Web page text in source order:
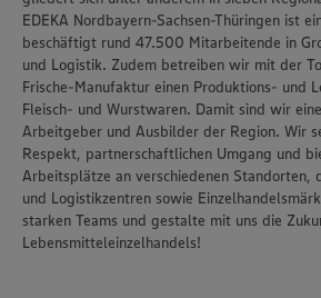
EDEKA Nordbayern-Sachsen-Thüringen ist
beschäftigt rund 47.500 Mitarbeitende in
und Logistik. Zudem betreiben wir mit der
Frische-Manufaktur einen Produktions- und
Fleisch- und Wurstwaren. Damit sind wir
Arbeitgeber und Ausbilder der Region. Wir
Respekt, partnerschaftlichen Umgang und
Arbeitsplätze an verschiedenen Standorten,
und Logistikzentren sowie
starken Teams und gestalte mit uns die
Lebensmitteleinzelhandels!